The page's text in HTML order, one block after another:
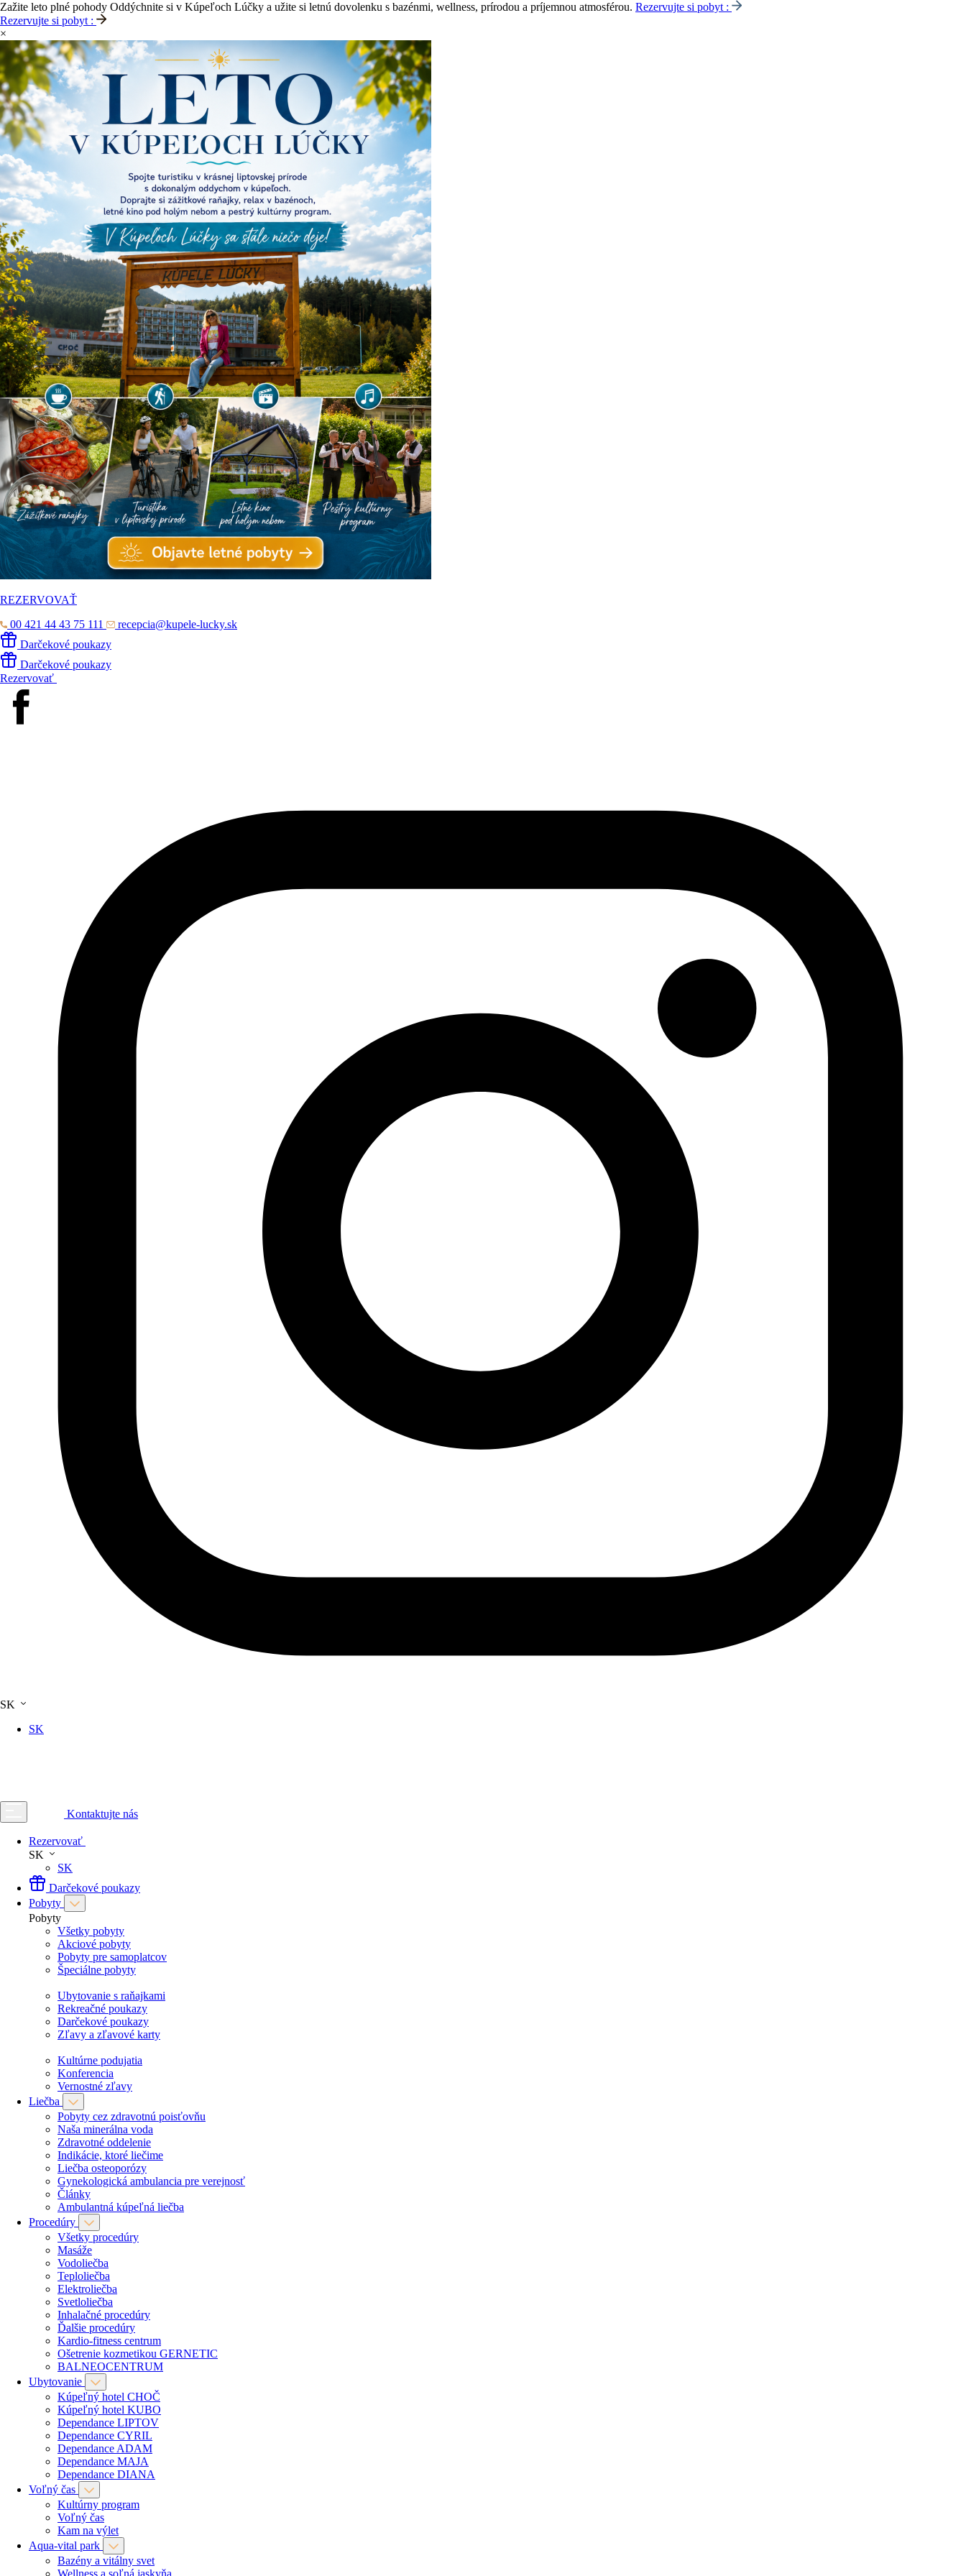
Zažite leto plné pohody Oddýchnite si v Kúpeľoch Lúčky a užite si letnú dovolenku s bazénmi, wellness, prírodou a príjemnou atmosférou. Rezervujte si pobyt :
Rezervujte si pobyt :
×
REZERVOVAŤ
00 421 44 43 75 111
recepcia@kupele-lucky.sk
Darčekové poukazy
Darčekové poukazy
Rezervovať
SK
SK
Kontaktujte nás
Rezervovať
SK
SK
Darčekové poukazy
Pobyty
Pobyty
Všetky pobyty
Akciové pobyty
Pobyty pre samoplatcov
Špeciálne pobyty
Ubytovanie s raňajkami
Rekreačné poukazy
Darčekové poukazy
Zľavy a zľavové karty
Kultúrne podujatia
Konferencia
Vernostné zľavy
Liečba
Pobyty cez zdravotnú poisťovňu
Naša minerálna voda
Zdravotné oddelenie
Indikácie, ktoré liečime
Liečba osteoporózy
Gynekologická ambulancia pre verejnosť
Články
Ambulantná kúpeľná liečba
Procedúry
Všetky procedúry
Masáže
Vodoliečba
Teploliečba
Elektroliečba
Svetloliečba
Inhalačné procedúry
Ďalšie procedúry
Kardio-fitness centrum
Ošetrenie kozmetikou GERNETIC
BALNEOCENTRUM
Ubytovanie
Kúpeľný hotel CHOČ
Kúpeľný hotel KUBO
Dependance LIPTOV
Dependance CYRIL
Dependance ADAM
Dependance MAJA
Dependance DIANA
Voľný čas
Kultúrny program
Voľný čas
Kam na výlet
Aqua-vital park
Bazény a vitálny svet
Wellness a soľná jaskyňa